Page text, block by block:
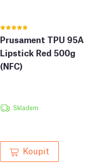
Prusament TPU 95A
Lipstick Red 500g
(NFC)
Skladem
Koupit